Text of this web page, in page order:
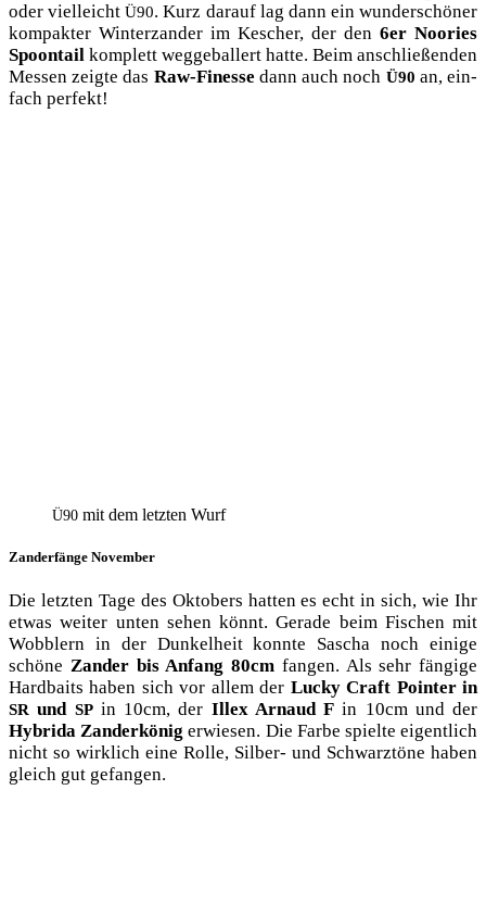
oder viel­leichtÜ90. Kurz dar­auf lag dann ein wun­der­schö­ner
kom­pak­ter Win­ter­zan­der im Kescher, der den 6er Noo­ries
Spoon­tail kom­plett weg­ge­bal­lert hat­te. Beim anschlie­ßen­den
Mes­sen zeig­te das Raw-Fines­se dann auch noch Ü90 an, ein­
fach perfekt!
Ü90 mit dem letz­ten Wurf
Zanderfänge November
Die letz­ten Tage des Okto­bers hat­ten es echt in sich, wie Ihr
etwas wei­ter unten sehen könnt. Gera­de beim Fischen mit
Wob­blern in der Dun­kel­heit konn­te Sascha noch eini­ge
schö­ne Zan­der bis Anfang 80cm fan­gen. Als sehr fän­gi­ge
Hard­baits haben sich vor allem der Lucky Craft Poin­ter in
SR und SPin 10cm, der Illex Arnaud F in 10cm und der
Hybrida Zan­der­kö­nig erwie­sen. Die Far­be spiel­te eigent­lich
nicht so wirk­lich eine Rol­le, Sil­ber- und Schwarz­tö­ne haben
gleich gut gefangen.